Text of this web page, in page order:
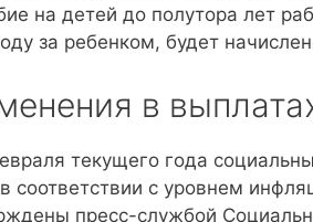
на детей до полутора лет
за ребенком, будет
в
текущего года
соответствии с уровнем
пресс-службой